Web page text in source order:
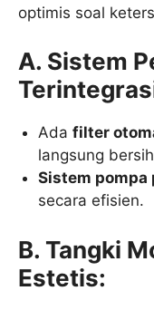
optimis soal
A. Sistem
Adafilter
langsung
Sistem pompa
secara efisien.
B. Tangki
Estetis: